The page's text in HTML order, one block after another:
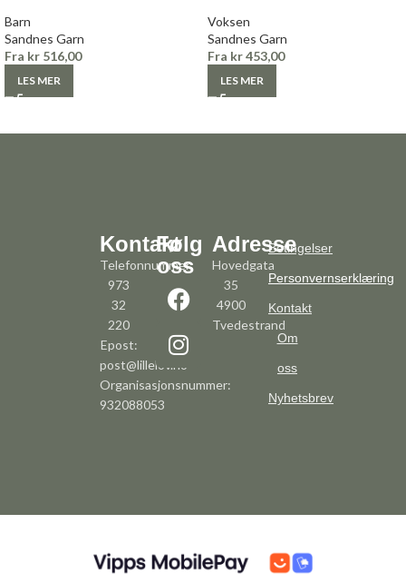
Barn
Sandnes Garn
Fra kr 516,00
LES MER
Voksen
Sandnes Garn
Fra kr453,00
LES MER
Kontakt
Telefonnummer:
973
32
220
Epost:
post@lillelov.no
Organisasjonsnummer:
932088053
Følg
oss
Adresse
Hovedgata
35
4900
Tvedestrand
Betingelser
Personvernserklæring
Kontakt
Om
oss
Nyhetsbrev